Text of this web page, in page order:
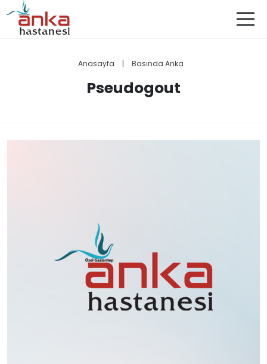
Anasayfa | Basında Anka
Pseudogout